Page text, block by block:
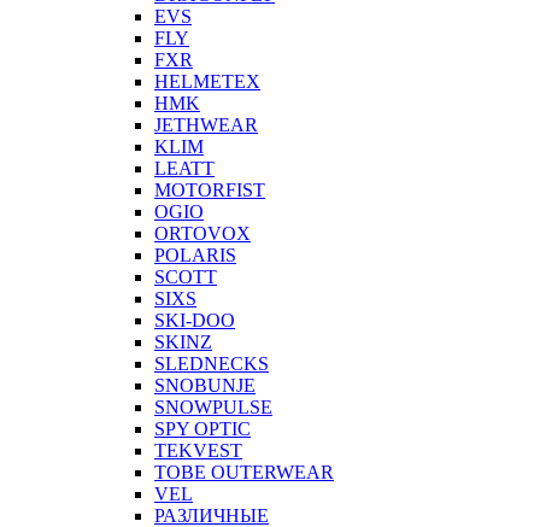
EVS
FLY
FXR
HELMETEX
HMK
JETHWEAR
KLIM
LEATT
MOTORFIST
OGIO
ORTOVOX
POLARIS
SCOTT
SIXS
SKI-DOO
SKINZ
SLEDNECKS
SNOBUNJE
SNOWPULSE
SPY OPTIC
TEKVEST
TOBE OUTERWEAR
VEL
РАЗЛИЧНЫЕ